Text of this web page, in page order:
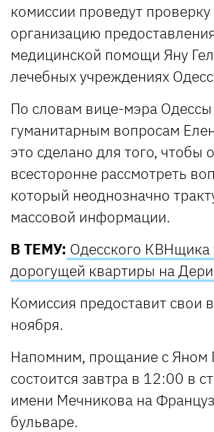
комиссии проведут проверку
организацию
медицинской помощи Яну
лечебных учреждениях
По словам вице-мэра
гуманитарным вопросам
это сделано для того, чтобы
всесторонне рассмотреть
который неоднозначно
массовой информации.
В ТЕМУ: Одесского КВНщика
дорогущей квартиры на
Комиссия предоставит свои
ноября.
Напомним, прощание с Яном
состоится завтра в 12:00 в
имени Мечникова на
бульваре.